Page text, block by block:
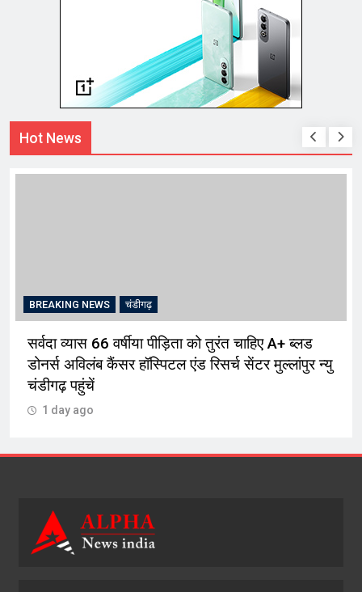
Hot News
BREAKING NEWS चंडीगढ़
सर्वदा व्यास 66 वर्षीया पीड़िता को तुरंत चाहिए A+ ब्लड
डोनर्स अविलंब कैंसर हॉस्पिटल एंड रिसर्च सेंटर मुल्लांपुर न्यु
चंडीगढ़ पहुंचें
1 day ago